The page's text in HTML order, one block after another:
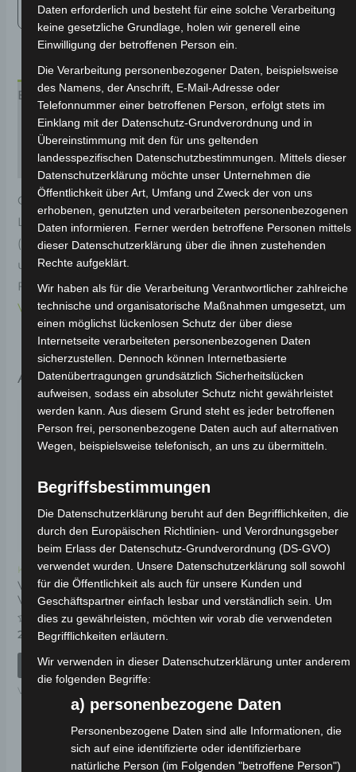
Beschreibung
Produktsicherheit
Rezensionen (0)
Original-Ersatzteil für den Elektro-Scooter VSX.
Lenksäule und vordere federungssatz
(scheibenbremsenmodell) für optimale Funktionalität
und Haltbarkeit. Weitere Informationen zum
Fahrzeug findest du hier:Volta Motor Elektro-Scooter
VSX.
Ähnliche Produkte
Kostenloser Versand
VSX SITZUNTERE
VORDERSEITE
Bewertet
mit
0
29,00€ *
IN DEN WARENKORB
VSX
Kostenloser Versand
VSX SECHSKANT-
FLANSCH-SCHRAUBE
(M12*235)
0
VSX
Daten erforderlich und besteht für eine solche Verarbeitung
keine gesetzliche Grundlage, holen wir generell eine
Einwilligung der betroffenen Person ein.
Die Verarbeitung personenbezogener Daten, beispielsweise
des Namens, der Anschrift, E-Mail-Adresse oder
Telefonnummer einer betroffenen Person, erfolgt stets im
Einklang mit der Datenschutz-Grundverordnung und in
Übereinstimmung mit den für uns geltenden
landesspezifischen Datenschutzbestimmungen. Mittels dieser
Datenschutzerklärung möchte unser Unternehmen die
Öffentlichkeit über Art, Umfang und Zweck der von uns
erhobenen, genutzten und verarbeiteten personenbezogenen
Daten informieren. Ferner werden betroffene Personen mittels
dieser Datenschutzerklärung über die ihnen zustehenden
Rechte aufgeklärt.
Wir haben als für die Verarbeitung Verantwortlicher zahlreiche
technische und organisatorische Maßnahmen umgesetzt, um
einen möglichst lückenlosen Schutz der über diese
Internetseite verarbeiteten personenbezogenen Daten
sicherzustellen. Dennoch können Internetbasierte
Datenübertragungen grundsätzlich Sicherheitslücken
aufweisen, sodass ein absoluter Schutz nicht gewährleistet
werden kann. Aus diesem Grund steht es jeder betroffenen
Person frei, personenbezogene Daten auch auf alternativen
Wegen, beispielsweise telefonisch, an uns zu übermitteln.
Begriffsbestimmungen
Die Datenschutzerklärung beruht auf den Begrifflichkeiten, die
durch den Europäischen Richtlinien- und Verordnungsgeber
beim Erlass der Datenschutz-Grundverordnung (DS-GVO)
verwendet wurden. Unsere Datenschutzerklärung soll sowohl
für die Öffentlichkeit als auch für unsere Kunden und
Geschäftspartner einfach lesbar und verständlich sein. Um
dies zu gewährleisten, möchten wir vorab die verwendeten
Begrifflichkeiten erläutern.
Wir verwenden in dieser Datenschutzerklärung unter anderem
die folgenden Begriffe:
a) personenbezogene Daten
Personenbezogene Daten sind alle Informationen, die
sich auf eine identifizierte oder identifizierbare
natürliche Person (im Folgenden "betroffene Person")